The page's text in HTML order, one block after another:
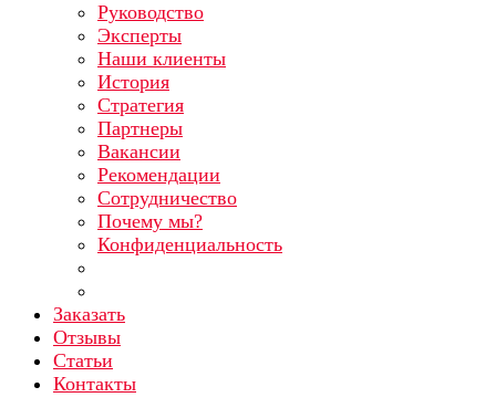
Руководство
Эксперты
Наши клиенты
История
Стратегия
Партнеры
Вакансии
Рекомендации
Сотрудничество
Почему мы?
Конфиденциальность
Заказать
Отзывы
Статьи
Контакты